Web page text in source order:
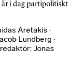
i dag partipolitiskt
Aretakis ·
Lundberg ·
Jonas